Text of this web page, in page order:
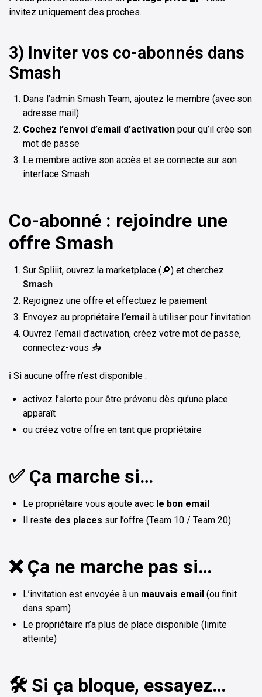
invitez uniquement des proches.
3) Inviter vos co-abonnés dans
Smash
Dans l’admin Smash Team, ajoutez le membre (avec son
adresse mail)
Cochez l’envoi d’email d’activation pour qu’il crée son
mot de passe
Le membre active son accès et se connecte sur son
interface Smash
Co-abonné : rejoindre une
offre Smash
Sur Spliiit, ouvrez la marketplace (🔎) et cherchez
Smash
Rejoignez une offre et effectuez le paiement
Envoyez au propriétaire l’email à utiliser pour l’invitation
Ouvrez l’email d’activation, créez votre mot de passe,
connectez-vous 📥
ℹ️ Si aucune offre n’est disponible :
activez l’alerte pour être prévenu dès qu’une place
apparaît
ou créez votre offre en tant que propriétaire
✅ Ça marche si…
Le propriétaire vous ajoute avec le bon email
Il reste des places sur l’offre (Team 10 / Team 20)
❌ Ça ne marche pas si…
L’invitation est envoyée à un mauvais email (ou finit
dans spam)
Le propriétaire n’a plus de place disponible (limite
atteinte)
🛠️ Si ça bloque, essayez…